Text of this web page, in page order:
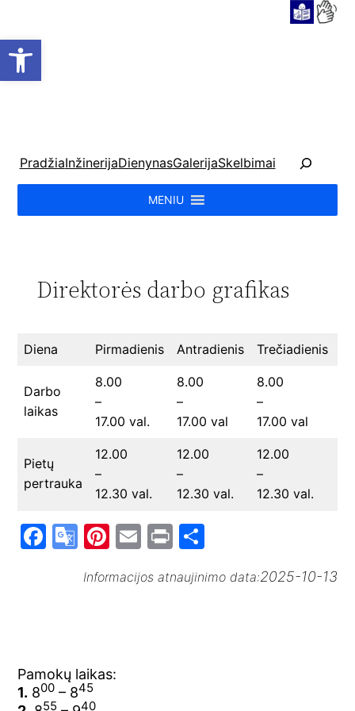
Open toolbar
PradžiaInžinerijaDienynasGalerijaSkelbimai
a
MENIU
Direktorės darbo grafikas
Diena Pirmadienis Antradienis Trečiadienis
Darbo
laikas
8.00
–
17.00 val.
8.00
–
17.00 val
8.00
–
17.00 val
Pietų
pertrauka
12.00
–
12.30 val.
12.00
–
12.30 val.
12.00
–
12.30 val.
F
o
o
G
o
Tr
a
Pi
er
E
ai
Pr
t
ar
Informacijos atnaujinimo data:2025-10-13
Pamokų laikas:
1. 800 – 845
55 40